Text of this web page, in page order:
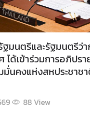
มนตรีและรัฐมนตรีว่า
ได้เข้าร่วมการอภิป
มั่นคงแห่งสหประชาช
88View